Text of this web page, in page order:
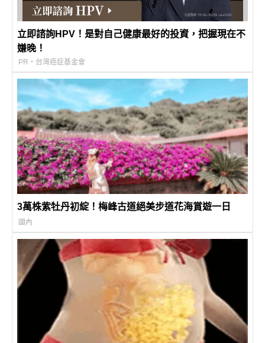
立即諮詢HPV！是對自己健康最好的投資，把握現在不
嫌晚！
PR・台灣癌症基金會
3萬株紫牡丹初綻！梅峰古道絕美步道花海賞遊一日
國內